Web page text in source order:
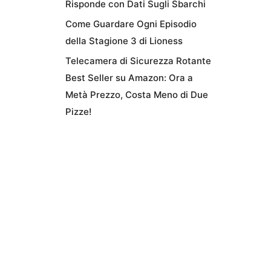
Risponde con Dati Sugli Sbarchi
Come Guardare Ogni Episodio
della Stagione 3 di Lioness
Telecamera di Sicurezza Rotante
Best Seller su Amazon: Ora a
Metà Prezzo, Costa Meno di Due
Pizze!